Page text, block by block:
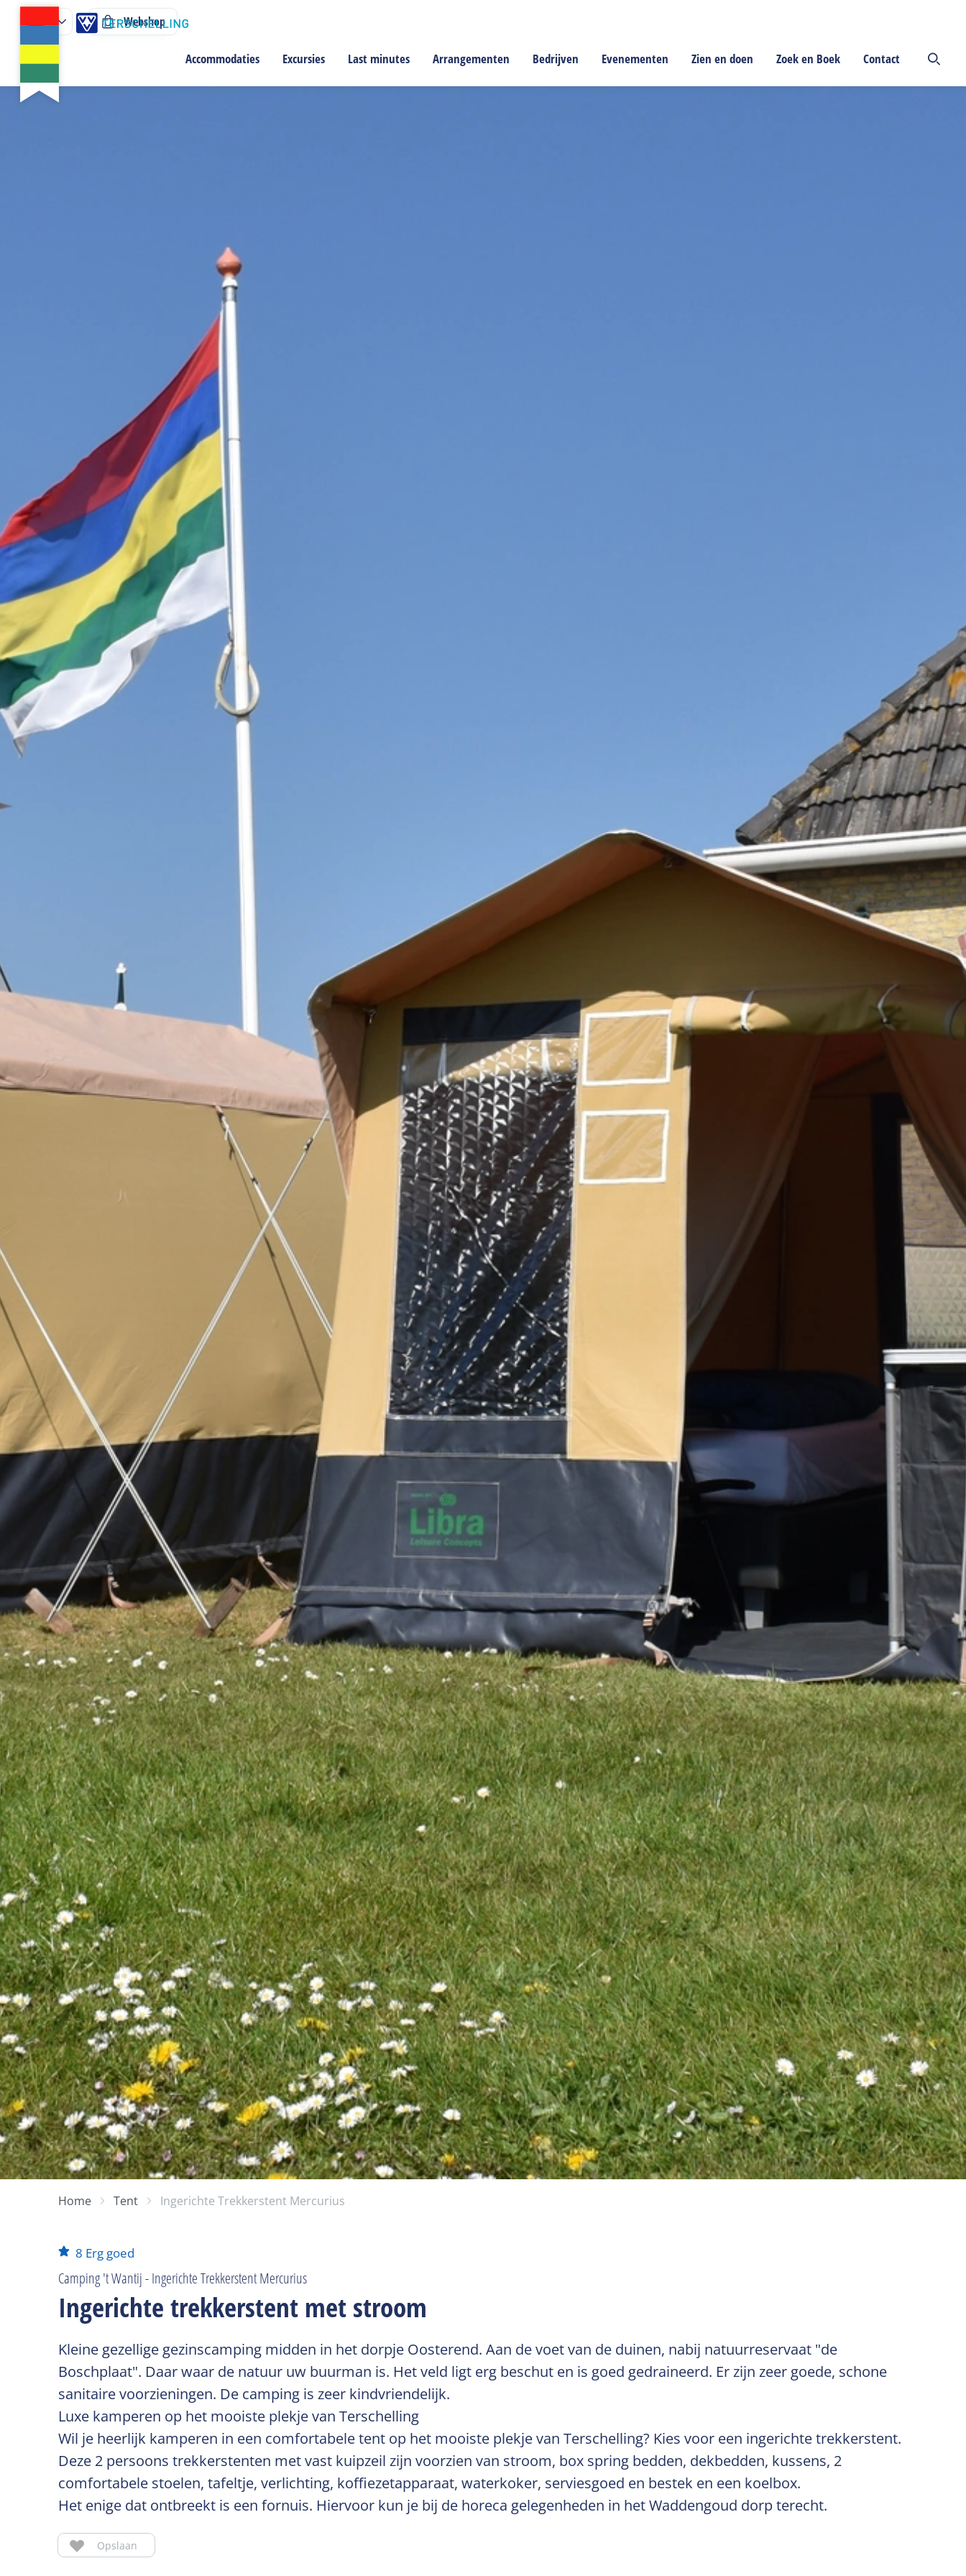
Accommodaties Excursies Last minutes Arrangementen Bedrijven Evenementen Zien en doen Zoek en Boek Contact
Webshop
Home Tent Ingerichte Trekkerstent Mercurius
8 Erg goed
Camping 't Wantij - Ingerichte Trekkerstent Mercurius
Ingerichte trekkerstent met stroom
Kleine gezellige gezinscamping midden in het dorpje Oosterend. Aan de voet van de duinen, nabij natuurreservaat "de
Boschplaat". Daar waar de natuur uw buurman is. Het veld ligt erg beschut en is goed gedraineerd. Er zijn zeer goede, schone
sanitaire voorzieningen. De camping is zeer kindvriendelijk.
Luxe kamperen op het mooiste plekje van Terschelling
Wil je heerlijk kamperen in een comfortabele tent op het mooiste plekje van Terschelling? Kies voor een ingerichte trekkerstent.
Deze 2 persoons trekkerstenten met vast kuipzeil zijn voorzien van stroom, box spring bedden, dekbedden, kussens, 2
comfortabele stoelen, tafeltje, verlichting, koffiezetapparaat, waterkoker, serviesgoed en bestek en een koelbox.
Het enige dat ontbreekt is een fornuis. Hiervoor kun je bij de horeca gelegenheden in het Waddengoud dorp terecht.
Opslaan